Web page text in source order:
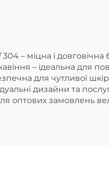
– міцна і довговічна
– ідеальна для
для чутливої
дизайни та
оптових замовлень